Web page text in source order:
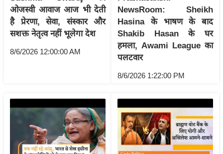
सा
हि
त्य
ज
टो
न्यू
ओजस्वी आवाज आज भी देती
है प्रेरणा, सेवा, संस्कार और
सशक्त नेतृत्व नहीं भूलेगा देश
8/6/2026 12:00:00 AM
NewsRoom: Sheikh
Hasina के भाषण के बाद
Shakib Hasan के घर
हमला, Awami League का
पलटवार
8/6/2026 1:22:00 PM